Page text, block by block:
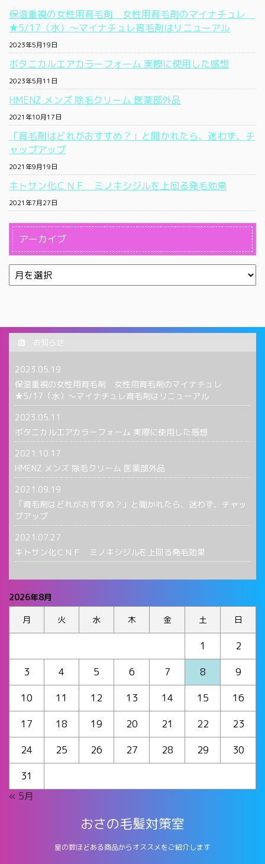
保湿重視の女性用育毛剤 女性用育毛剤のマイナチュレ
★5/17（水）〜マイナチュレ育毛剤はリニューアル
2023年5月19日
ボタニカルエアカラーフォーム 実際に使用した感想
2023年5月11日
HMENZ メンズ 除毛クリーム 医薬部外品
2021年10月17日
「育毛剤はどれがおすすめ？」と聞かれたら、迷わず、チ
ャップアップ
2021年9月19日
キトサン化ＣＮＦ ミノキシジルを上回る発毛効果
2021年7月27日
アーカイブ
お知らせ
2023.05.19
保湿重視の女性用育毛剤 女性用育毛剤のマイナチュレ
★5/17（水）〜マイナチュレ育毛剤はリニューアル
2023.05.11
ボタニカルエアカラーフォーム 実際に使用した感想
2021.10.17
HMENZ メンズ 除毛クリーム 医薬部外品
2021.09.19
「育毛剤はどれがおすすめ？」と聞かれたら、迷わず、チャッ
プアップ
2021.07.27
キトサン化ＣＮＦ ミノキシジルを上回る発毛効果
2026年8月
月
火 水 木 金 土 日
1
2
3
4 5 6 7 8
9
10
11 12 13 14 15
16
17
18 19 20 21 22
23
24
25 26 27 28 29
30
31
« 5月
おさの毛髪対策室
星の数ほどある商品からオススメをご紹介します